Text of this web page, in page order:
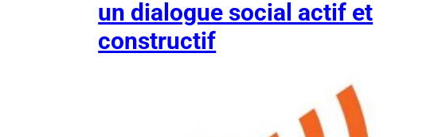
un dialogue social actif et
constructif